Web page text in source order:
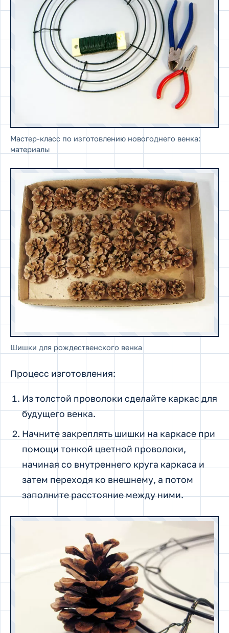
Мастер-класс по изготовлению новогоднего венка:
материалы
Шишки для рождественского венка
Процесс изготовления:
Из толстой проволоки сделайте каркас для
будущего венка.
Начните закреплять шишки на каркасе при
помощи тонкой цветной проволоки,
начиная со внутреннего круга каркаса и
затем переходя ко внешнему, а потом
заполните расстояние между ними.